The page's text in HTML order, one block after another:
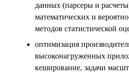
данных (парсеры и
математических и
методов статистической
оптимизация
высоконагруженных
кеширование, задачи